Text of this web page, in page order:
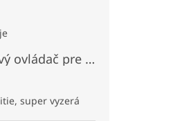
je 5 z 5 hviezdičiek.
B4-B - Panelový ovládač pre RGB+CCT LED, Čierny, Batériový 2xAAA (3V), Magnetický, RF 2,4GHz, 4 zóny
je 5 z 5 hviezdičiek.
super vyzerá